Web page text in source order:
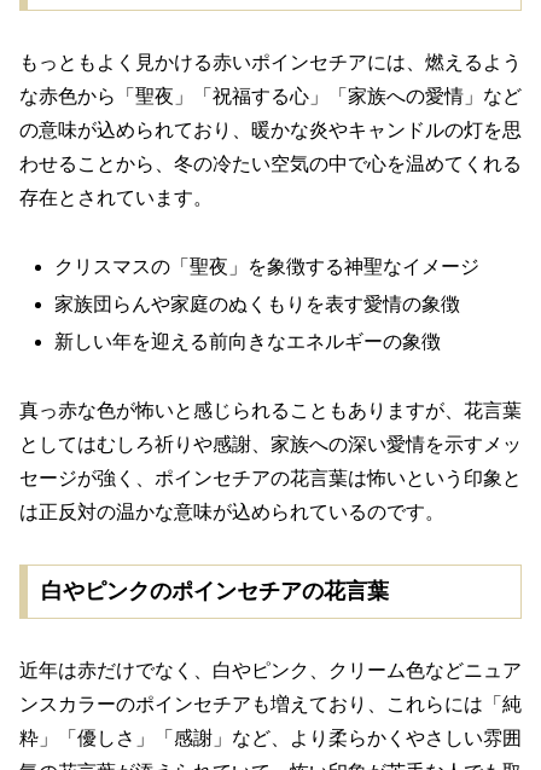
もっともよく見かける赤いポインセチアには、燃えるよう
な赤色から「聖夜」「祝福する心」「家族への愛情」など
の意味が込められており、暖かな炎やキャンドルの灯を思
わせることから、冬の冷たい空気の中で心を温めてくれる
存在とされています。
クリスマスの「聖夜」を象徴する神聖なイメージ
家族団らんや家庭のぬくもりを表す愛情の象徴
新しい年を迎える前向きなエネルギーの象徴
真っ赤な色が怖いと感じられることもありますが、花言葉
としてはむしろ祈りや感謝、家族への深い愛情を示すメッ
セージが強く、ポインセチアの花言葉は怖いという印象と
は正反対の温かな意味が込められているのです。
白やピンクのポインセチアの花言葉
近年は赤だけでなく、白やピンク、クリーム色などニュア
ンスカラーのポインセチアも増えており、これらには「純
粋」「優しさ」「感謝」など、より柔らかくやさしい雰囲